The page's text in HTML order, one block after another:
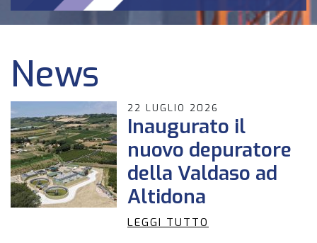
News
22 LUGLIO 2026
Inaugurato il
nuovo depuratore
della Valdaso ad
Altidona
LEGGI TUTTO